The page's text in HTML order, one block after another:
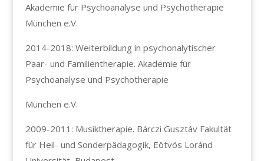
Akademie für Psychoanalyse und Psychotherapie
München e.V.
2014-2018: Weiterbildung in psychonalytischer
Paar- und Familientherapie. Akademie für
Psychoanalyse und Psychotherapie
München e.V.
2009-2011: Musiktherapie. Bárczi Gusztáv Fakultät
für Heil- und Sonderpädagogik, Eötvös Loránd